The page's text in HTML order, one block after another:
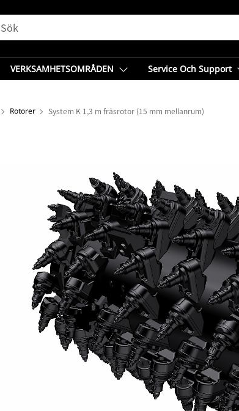
VERKSAMHETSOMRÅDEN Service Och Support
Rotorer System K 1,3 m fräsrotor (15 mm mellanrum)